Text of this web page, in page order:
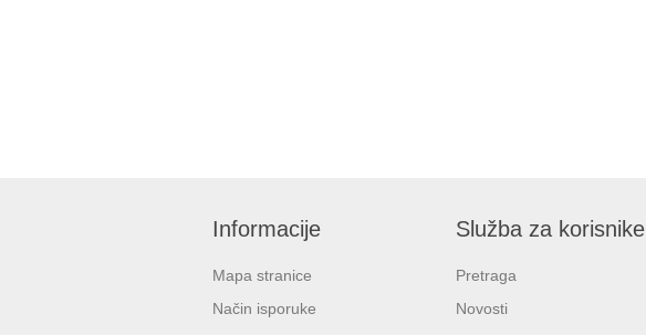
Informacije
Mapa stranice
Način isporuke
Služba za korisnike
Pretraga
Novosti